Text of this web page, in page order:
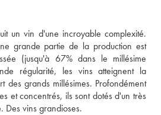
un vin d'une incroyable complexité.
grande partie de la production est
(jusqu'à 67% dans le millésime
régularité, les vins atteignent la
des grands millésimes. Profondément
et concentrés, ils sont dotés d'un très
Des vins grandioses.